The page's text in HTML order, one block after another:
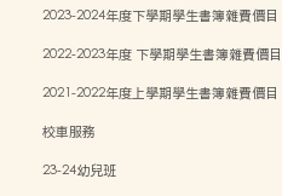
2023-2024年度下學期學生書簿雜費價目
2022-2023年度 下學期學生書簿雜費價目
2021-2022年度上學期學生書簿雜費價目
校車服務
23-24幼兒班